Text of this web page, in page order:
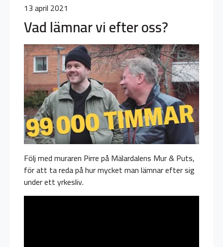
13 april 2021
Vad lämnar vi efter oss?
Följ med muraren Pirre på Mälardalens Mur & Puts,
för att ta reda på hur mycket man lämnar efter sig
under ett yrkesliv.